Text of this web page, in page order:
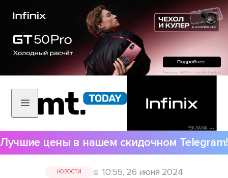
РЕКЛАМА •••
Лучшие цены в нашем скидочном Telegram!
НОВОСТИ 10:55, 26 июня 2024